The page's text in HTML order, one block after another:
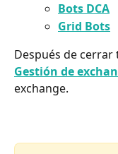
Bots DCA
Grid Bots
Después de cerrar
Gestión de
exchange.